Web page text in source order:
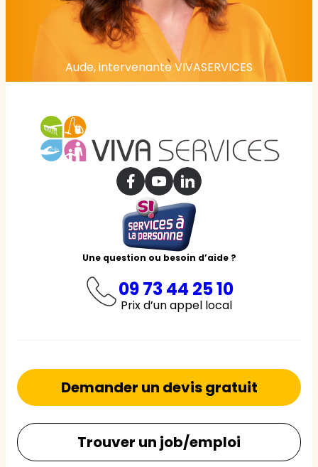
Aude, intervenante VIVASERVICES
Une question ou besoin d’aide ?
09 73 44 25 10
Prix d’un appel local
Demander un devis gratuit
Trouver un job/emploi